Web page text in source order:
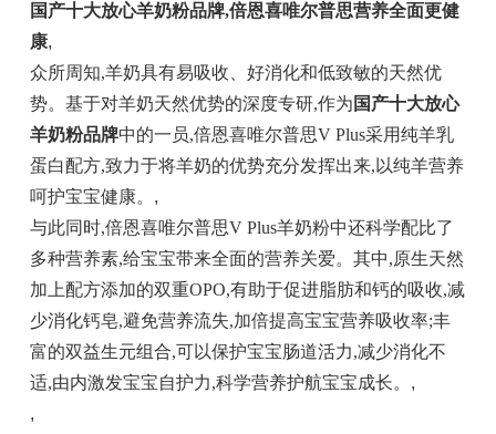
国产十大放心羊奶粉品牌,倍恩喜唯尔普思营养全面更健
康,
众所周知,羊奶具有易吸收、好消化和低致敏的天然优
势。基于对羊奶天然优势的深度专研,作为 国产十大放心
羊奶粉品牌中的一员,倍恩喜唯尔普思V Plus采用纯羊乳
蛋白配方,致力于将羊奶的优势充分发挥出来,以纯羊营养
呵护宝宝健康。 ,
与此同时,倍恩喜唯尔普思V Plus羊奶粉中还科学配比了
多种营养素,给宝宝带来全面的营养关爱。其中,原生天然
加上配方添加的双重OPO,有助于促进脂肪和钙的吸收,减
少消化钙皂,避免营养流失,加倍提高宝宝营养吸收率;丰
富的双益生元组合,可以保护宝宝肠道活力,减少消化不
适,由内激发宝宝自护力,科学营养护航宝宝成长。 ,
,